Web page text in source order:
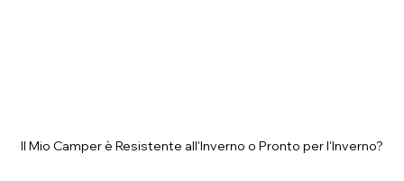
Il Mio Camper è Resistente all'Inverno o Pronto per l'Inverno?